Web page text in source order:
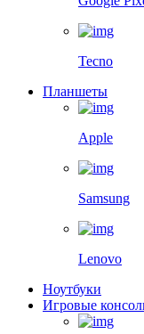
Tecno
Планшеты
Apple
Samsung
Lenovo
Ноутбуки
Игровые